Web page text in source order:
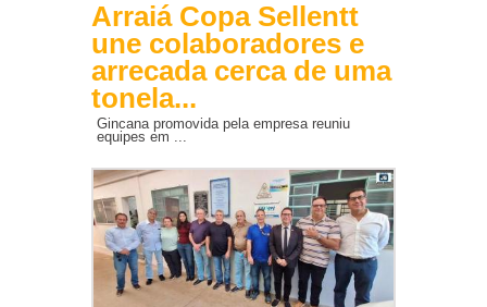
Arraiá Copa Sellentt
une colaboradores e
arrecada cerca de uma
tonela...
Gincana promovida pela empresa reuniu
equipes em ...